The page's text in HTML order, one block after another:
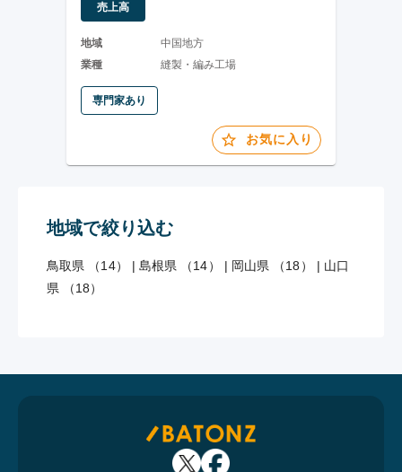
売上高
地域
中国地方
業種
縫製・編み工場
専門家あり
お気に入り
地域で絞り込む
鳥取県 （14） | 島根県 （14） | 岡山県 （18） | 山口
県 （18）